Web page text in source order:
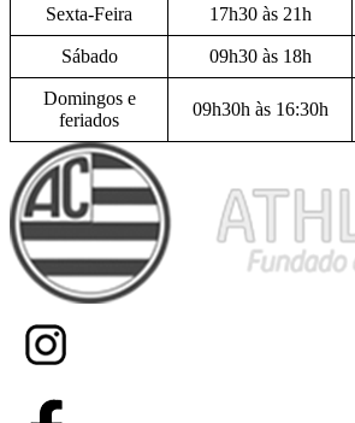
Sexta-Feira 17h30 às 21h
Sábado 09h30 às 18h
Domingos e
feriados
09h30h às 16:30h